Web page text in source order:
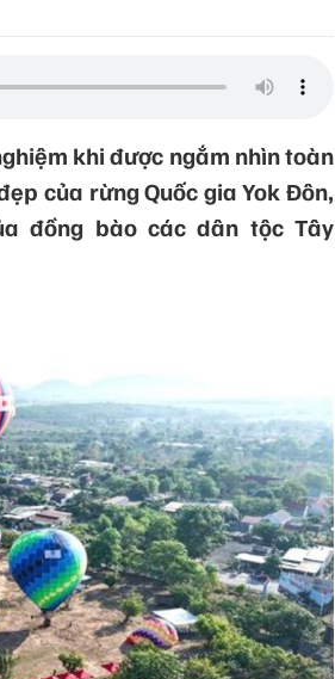
khi được ngắm nhìn toàn
của rừng Quốc gia Yok Đôn,
đồng bào các dân tộc Tây